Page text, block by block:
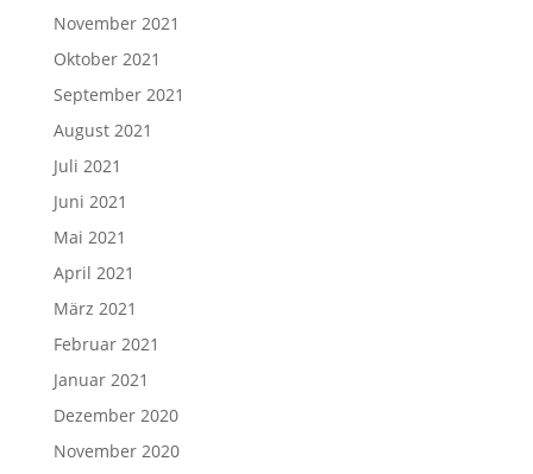
November 2021
Oktober 2021
September 2021
August 2021
Juli 2021
Juni 2021
Mai 2021
April 2021
März 2021
Februar 2021
Januar 2021
Dezember 2020
November 2020